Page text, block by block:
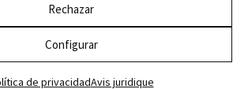
Rechazar
Configurar
de privacidadAvis juridique
S.L | Avd. Valvanera, 33. 37740 Santibañez de
Béjar (Salamanca)